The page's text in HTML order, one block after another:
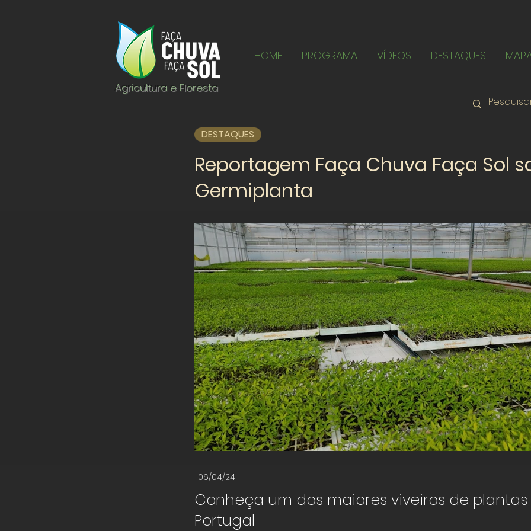
Agricultura e Floresta
HOME PROGRAMA VÍDEOS DESTAQUES
DESTAQUES
Reportagem Faça Chuva Faça Sol
Germiplanta
Viveiro de plantas
Click here
06/04/24
Conheça um dos maiores viveiros de
Portugal